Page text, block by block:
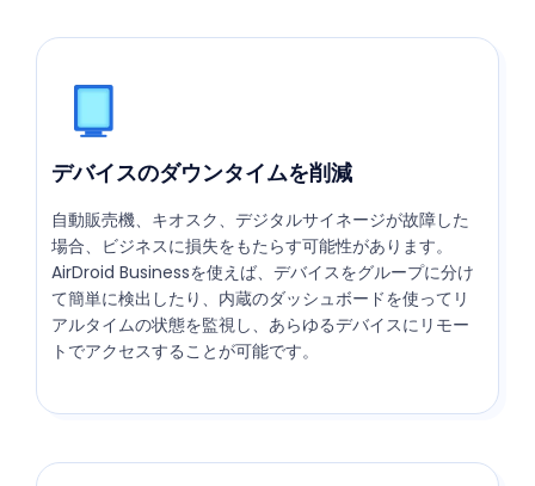
デバイスのダウンタイムを削減
自動販売機、キオスク、デジタルサイネージが故障した
場合、ビジネスに損失をもたらす可能性があります。
AirDroid Businessを使えば、デバイスをグループに分け
て簡単に検出したり、内蔵のダッシュボードを使ってリ
アルタイムの状態を監視し、あらゆるデバイスにリモー
トでアクセスすることが可能です。